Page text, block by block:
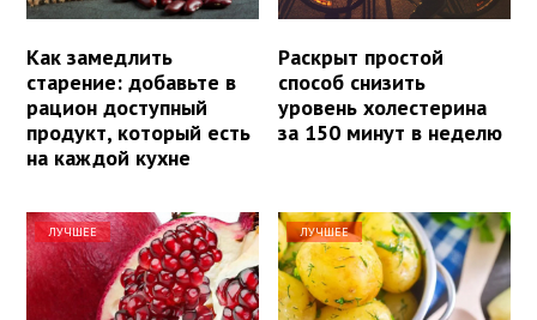
Как замедлить
старение: добавьте в
рацион доступный
продукт, который есть
на каждой кухне
Раскрыт простой
способ снизить
уровень холестерина
за 150 минут в неделю
ЛУЧШЕЕ ЛУЧШЕЕ